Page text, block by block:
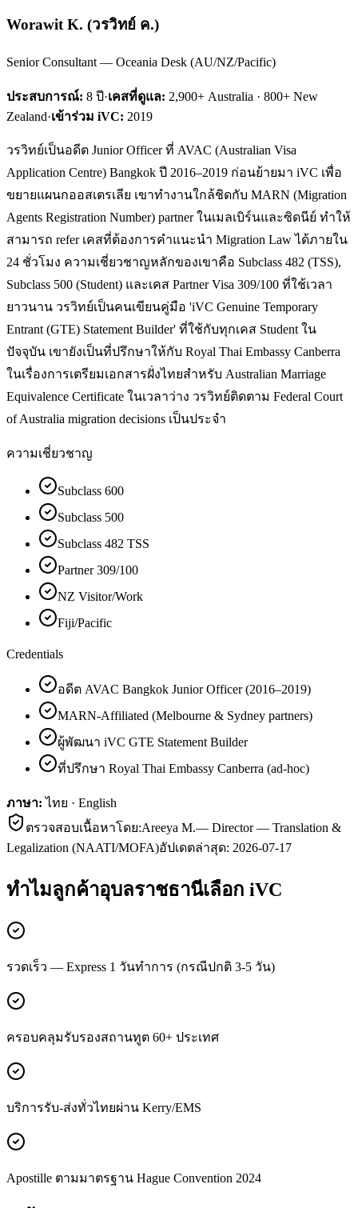
Worawit K. (วรวิทย์ ค.)
Senior Consultant — Oceania Desk (AU/NZ/Pacific)
ประสบการณ์: 8 ปี·เคสที่ดูแล: 2,900+ Australia · 800+ New
Zealand·เข้าร่วม iVC: 2019
วรวิทย์เป็นอดีต Junior Officer ที่ AVAC (Australian Visa
Application Centre) Bangkok ปี 2016–2019 ก่อนย้ายมา iVC เพื่อ
ขยายแผนกออสเตรเลีย เขาทำงานใกล้ชิดกับ MARN (Migration
Agents Registration Number) partner ในเมลเบิร์นและซิดนีย์ ทำให้
สามารถ refer เคสที่ต้องการคำแนะนำ Migration Law ได้ภายใน
24 ชั่วโมง ความเชี่ยวชาญหลักของเขาคือ Subclass 482 (TSS),
Subclass 500 (Student) และเคส Partner Visa 309/100 ที่ใช้เวลา
ยาวนาน วรวิทย์เป็นคนเขียนคู่มือ 'iVC Genuine Temporary
Entrant (GTE) Statement Builder' ที่ใช้กับทุกเคส Student ใน
ปัจจุบัน เขายังเป็นที่ปรึกษาให้กับ Royal Thai Embassy Canberra
ในเรื่องการเตรียมเอกสารฝั่งไทยสำหรับ Australian Marriage
Equivalence Certificate ในเวลาว่าง วรวิทย์ติดตาม Federal Court
of Australia migration decisions เป็นประจำ
ความเชี่ยวชาญ
Subclass 600
Subclass 500
Subclass 482 TSS
Partner 309/100
NZ Visitor/Work
Fiji/Pacific
Credentials
อดีต AVAC Bangkok Junior Officer (2016–2019)
MARN-Affiliated (Melbourne & Sydney partners)
ผู้พัฒนา iVC GTE Statement Builder
ที่ปรึกษา Royal Thai Embassy Canberra (ad-hoc)
ภาษา: ไทย · English
ตรวจสอบเนื้อหาโดย:Areeya M.— Director — Translation &
Legalization (NAATI/MOFA)อัปเดตล่าสุด: 2026-07-17
ทำไมลูกค้าอุบลราชธานีเลือก iVC
รวดเร็ว — Express 1 วันทำการ (กรณีปกติ 3-5 วัน)
ครอบคลุมรับรองสถานทูต 60+ ประเทศ
บริการรับ-ส่งทั่วไทยผ่าน Kerry/EMS
Apostille ตามมาตรฐาน Hague Convention 2024